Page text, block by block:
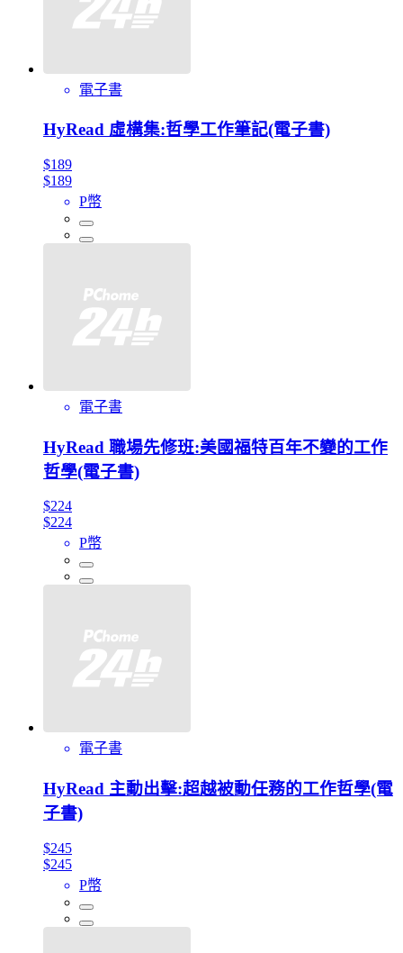
電子書
HyRead 虛構集:哲學工作筆記(電子書)
$189
$189
P幣
電子書
HyRead 職場先修班:美國福特百年不變的工作
哲學(電子書)
$224
$224
P幣
電子書
HyRead 主動出擊:超越被動任務的工作哲學(電
子書)
$245
$245
P幣